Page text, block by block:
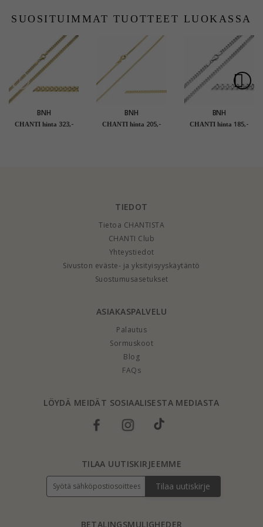
mm
SUOSITUIMMAT TUOTTEET LUOKASSA
BNH
panssarikaulaketju
CHANTI hinta 323,-
BNH
panssarikaulaketju 8
CHANTI hinta 205,-
BNH
panssarikaulaketju
CHANTI hinta 185,-
TIEDOT
Tietoa CHANTISTA
CHANTI Club
Yhteystiedot
Sivuston eväste- ja yksityisyyskäytäntö
Suostumusasetukset
ASIAKASPALVELU
Palautus
Sormuskoot
Blog
FAQs
LÖYDÄ MEIDÄT SOSIAALISESTA MEDIASTA
BETALINGSMULIGHEDER
TILAA UUTISKIRJEEMME
Tilaa uutiskirje